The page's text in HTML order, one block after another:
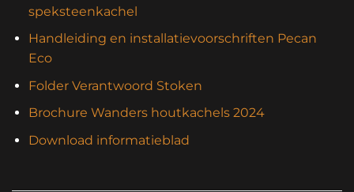
speksteenkachel
Handleiding en installatievoorschriften Pecan
Eco
Folder Verantwoord Stoken
Brochure Wanders houtkachels 2024
Download informatieblad